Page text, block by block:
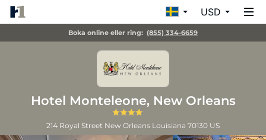
USD
Boka online eller ring: (855) 334-6659
Hotel Monteleone, New Orleans
214 Royal Street New Orleans Louisiana 70130 US